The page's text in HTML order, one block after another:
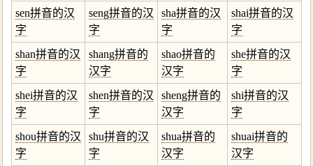
sen拼音的汉
字
seng拼音的汉
字
sha拼音的汉
字
shai拼音的汉
字
shan拼音的汉
字
shang拼音的
汉字
shao拼音的
汉字
she拼音的汉
字
shei拼音的汉
字
shen拼音的汉
字
sheng拼音的
汉字
shi拼音的汉
字
shou拼音的汉
字
shu拼音的汉
字
shua拼音的
汉字
shuai拼音的
汉字